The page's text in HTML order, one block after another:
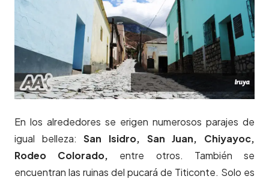
En los alrededores se erigen numerosos parajes de
igual belleza:San Isidro, San Juan, Chiyayoc,
Rodeo Colorado, entre otros. También se
encuentran las ruinas del pucará de Titiconte. Solo es